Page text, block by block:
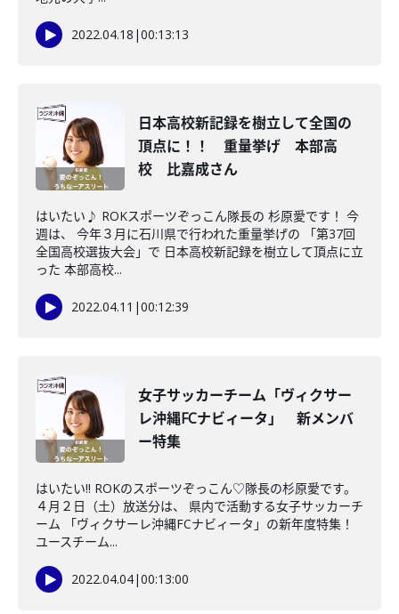
2022.04.18 |00:13:13
日本高校新記録を樹立して全国の
頂点に！！ 重量挙げ 本部高
校 比嘉成さん
はいたい♪ ROKスポーツぞっこん隊長の 杉原愛です！ 今
週は、 今年３月に石川県で行われた重量挙げの 「第37回
全国高校選抜大会」で 日本高校新記録を樹立して頂点に立
った 本部高校...
2022.04.11 |00:12:39
女子サッカーチーム「ヴィクサー
レ沖縄FCナビィータ」 新メンバ
ー特集
はいたい!! ROKのスポーツぞっこん♡隊長の杉原愛です。
４月２日（土）放送分は、 県内で活動する女子サッカーチ
ーム 「ヴィクサーレ沖縄FCナビィータ」の新年度特集！
ユースチーム...
2022.04.04|00:13:00